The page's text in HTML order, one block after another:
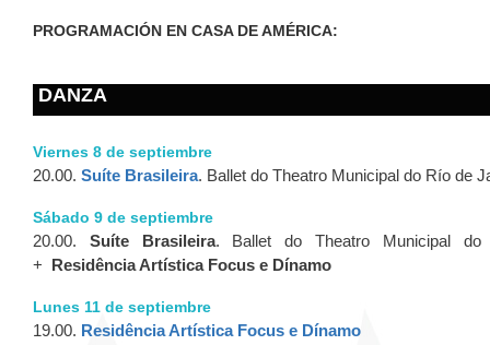
PROGRAMACIÓN EN CASA DE AMÉRICA:
DANZA
Viernes 8 de septiembre
20.00. Suíte Brasileira. Ballet do Theatro Municipal do Río de
Sábado 9 de septiembre
20.00. Suíte Brasileira. Ballet do Theatro Municipal
+ Residência Artística Focus e Dínamo
Lunes 11 de septiembre
19.00. Residência Artística Focus e Dínamo